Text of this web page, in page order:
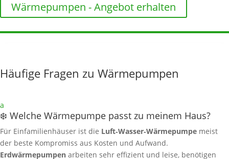
Wärmepumpen - Angebot erhalten
Häufige Fragen zu Wärmepumpen
a
❄️ Welche Wärmepumpe passt zu meinem Haus?
Für Einfamilienhäuser ist die Luft‑Wasser‑Wärmepumpe meist
der beste Kompromiss aus Kosten und Aufwand.
Erdwärmepumpen arbeiten sehr effizient und leise, benötigen